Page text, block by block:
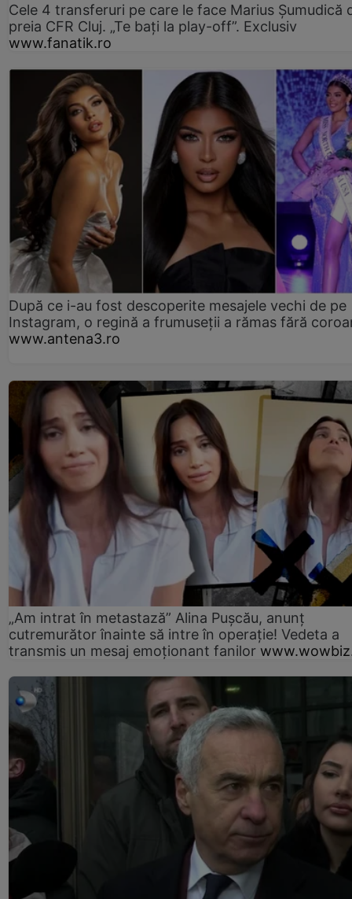
Cele 4 transferuri pe care le face Marius Șumudică
preia CFR Cluj. „Te bați la play-off”. Exclusiv
www.fanatik.ro
După ce i-au fost descoperite mesajele vechi de pe
Instagram, o regină a frumuseții a rămas fără
www.antena3.ro
„Am intrat în metastază” Alina Pușcău, anunț
cutremurător înainte să intre în operație! Vedeta a
transmis un mesaj emoționant fanilor